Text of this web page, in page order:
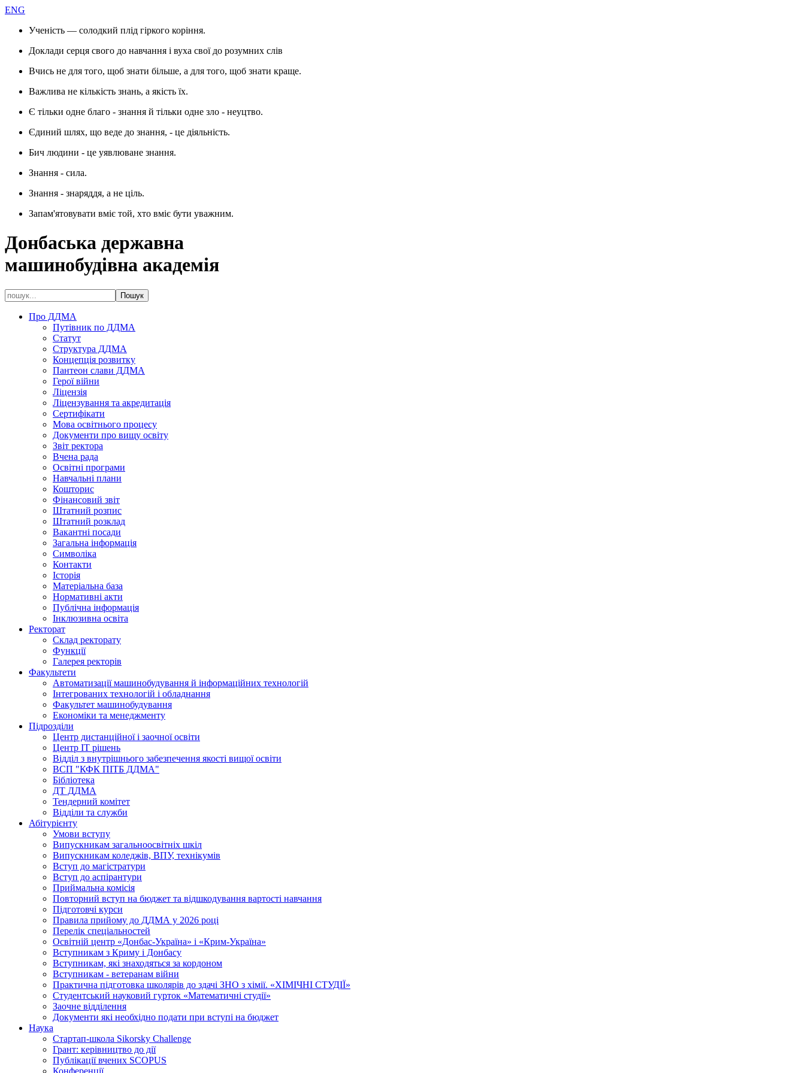
ENG
Ученість — солодкий плід гіркого коріння.
Доклади серця свого до навчання і вуха свої до розумних слів
Вчись не для того, щоб знати більше, а для того, щоб знати краще.
Важлива не кількість знань, а якість їх.
Є тільки одне благо - знання й тільки одне зло - неуцтво.
Єдиний шлях, що веде до знання, - це діяльність.
Бич людини - це уявлюване знання.
Знання - сила.
Знання - знаряддя, а не ціль.
Запам'ятовувати вміє той, хто вміє бути уважним.
Донбаська державна
машинобудівна академія
Про ДДМА
Путівник по ДДМА
Статут
Структура ДДМА
Концепція розвитку
Пантеон слави ДДМА
Герої війни
Ліцензія
Ліцензування та акредитація
Сертифікати
Мова освітнього процесу
Документи про вищу освіту
Звіт ректора
Вчена рада
Освітні програми
Навчальні плани
Кошторис
Фінансовий звіт
Штатний розпис
Штатний розклад
Вакантні посади
Загальна інформація
Символіка
Контакти
Історія
Матеріальна база
Нормативні акти
Публічна інформація
Інклюзивна освіта
Ректорат
Склад ректорату
Функції
Галерея ректорів
Факультети
Автоматизації машинобудування й інформаційних технологій
Інтегрованих технологій і обладнання
Факультет машинобудування
Економіки та менеджменту
Підрозділи
Центр дистанційної і заочної освіти
Центр ІТ рішень
Відділ з внутрішнього забезпечення якості вищої освіти
ВСП "КФК ПІТБ ДДМА"
Бібліотека
ДТ ДДМА
Тендерний комітет
Відділи та служби
Абітурієнту
Умови вступу
Випускникам загальноосвітніх шкіл
Випускникам коледжів, ВПУ, технікумів
Вступ до магістратури
Вступ до аспірантури
Приймальна комісія
Повторний вступ на бюджет та відшкодування вартості навчання
Підготовчі курси
Правила прийому до ДДМА у 2026 році
Перелік спеціальностей
Освітній центр «Донбас-Україна» і «Крим-Україна»
Вступникам з Криму і Донбасу
Вступникам, які знаходяться за кордоном
Вступникам - ветеранам війни
Практична підготовка школярів до здачі ЗНО з хімії. «ХІМІЧНІ СТУДІЇ»
Студентський науковий гурток «Математичні студії»
Заочне відділення
Документи які необхідно подати при вступі на бюджет
Наука
Стартап-школа Sikorsky Challenge
Грант: керівництво до дії
Публікації вчених SCOPUS
Конференції